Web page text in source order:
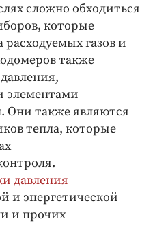
сложно обходиться
которые
расходуемых газов и
также
Они также являются
тепла, которые
давления
и энергетической
и прочих